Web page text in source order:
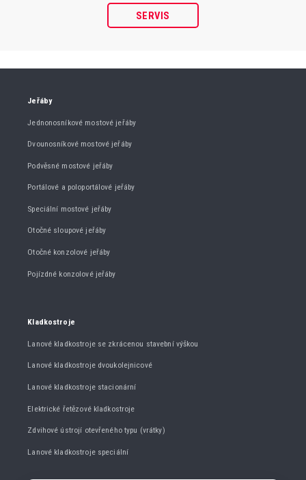
SERVIS
Jeřáby
Jednonosníkové mostové jeřáby
Dvounosníkové mostové jeřáby
Podvěsné mostové jeřáby
Portálové a poloportálové jeřáby
Speciální mostové jeřáby
Otočné sloupové jeřáby
Otočné konzolové jeřáby
Pojízdné konzolové jeřáby
Kladkostroje
Lanové kladkostroje se zkrácenou stavební výškou
Lanové kladkostroje dvoukolejnicové
Lanové kladkostroje stacionární
Elektrické řetězové kladkostroje
Zdvihové ústrojí otevřeného typu (vrátky)
Lanové kladkostroje speciální